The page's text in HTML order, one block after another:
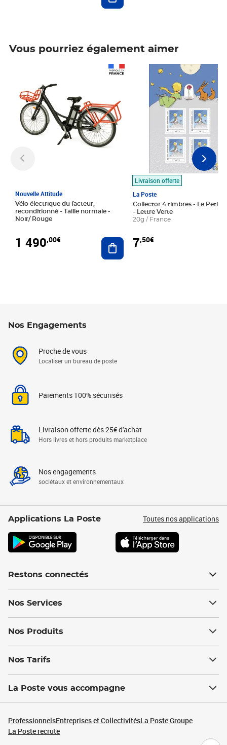
Vous pourriez également aimer
Nouvelle Attitude
Vélo électrique du facteur,
reconditionné - Taille normale -
Noir/ Rouge
1 490,00€ Ajouter au panier
Livraison offerte
La Poste
Collector 4 timbres - Le Petit
- Lettre Verte
20g / France
7,50€
Prix 7,50€
Nos Engagements
Proche de vous
Localiser un bureau de poste
Paiements 100% sécurisés
Livraison offerte dès 25€ d'achat
Hors livres et hors produits marketplace
Nos engagements
sociétaux et environnementaux
Applications La Poste Toutes nos applications
Restons connectés
Nos Services
Nos Produits
Nos Tarifs
La Poste vous accompagne
ProfessionnelsEntreprises et CollectivitésLa Poste Groupe
La Poste recrute